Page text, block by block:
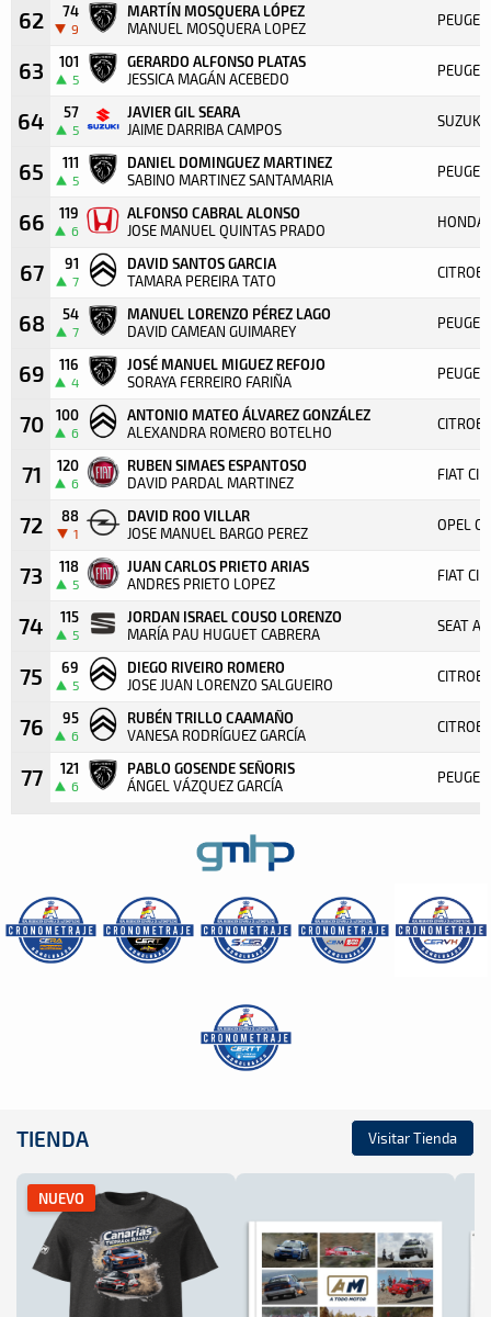
62 74
9
MARTÍN MOSQUERA LÓPEZ
MANUEL MOSQUERA LOPEZ
63 101
5
GERARDO ALFONSO PLATAS
JESSICA MAGÁN ACEBEDO
64 57
5
JAVIER GIL SEARA
JAIME DARRIBA CAMPOS SUZUKI
65 111
5
DANIEL DOMINGUEZ MARTINEZ
SABINO MARTINEZ SANTAMARIA
66 119
6
ALFONSO CABRAL ALONSO
JOSE MANUEL QUINTAS PRADO HONDA
67 91
7
DAVID SANTOS GARCIA
TAMARA PEREIRA TATO
68 54
7
MANUEL LORENZO PÉREZ LAGO
DAVID CAMEAN GUIMAREY
69 116
4
JOSÉ MANUEL MIGUEZ REFOJO
SORAYA FERREIRO FARIÑA
70 100
6
ANTONIO MATEO ÁLVAREZ GONZÁLEZ
ALEXANDRA ROMERO BOTELHO
71 120
6
RUBEN SIMAES ESPANTOSO
DAVID PARDAL MARTINEZ FIAT
72 88
1
DAVID ROO VILLAR
JOSE MANUEL BARGO PEREZ OPEL
73 118
5
JUAN CARLOS PRIETO ARIAS
ANDRES PRIETO LOPEZ FIAT
74 115
5
JORDAN ISRAEL COUSO LORENZO
MARÍA PAU HUGUET CABRERA SEAT
75 69
5
DIEGO RIVEIRO ROMERO
JOSE JUAN LORENZO SALGUEIRO
76 95
6
RUBÉN TRILLO CAAMAÑO
VANESA RODRÍGUEZ GARCÍA
77 121
6
PABLO GOSENDE SEÑORIS
ÁNGEL VÁZQUEZ GARCÍA
TIENDA Visitar Tienda
NUEVO